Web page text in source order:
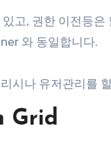
고, 권한 이전등
와 동일합니다.
시나 유저관리를
Grid